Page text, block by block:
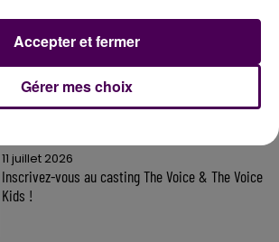
7 août 2026
Gagnez vos pass pour le V and B Fest' 2026 !
11 juillet 2026
Inscrivez-vous au casting The Voice & The Voice
Kids !
Gérer mes choix
Accepter et fermer